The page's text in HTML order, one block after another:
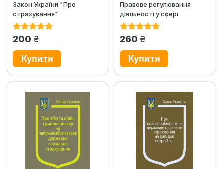
Закон України "Про
страхування"
200 грн.
Правове регулювання
діяльності у сфері
страхування та
260 грн.